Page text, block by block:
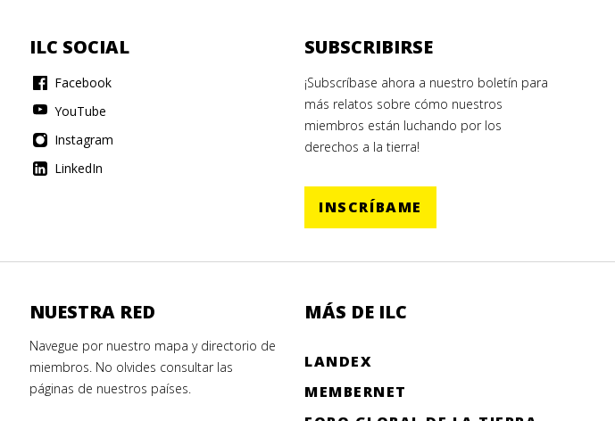
ILC SOCIAL
Facebook
YouTube
Instagram
LinkedIn
SUBSCRIBIRSE
¡Subscríbase ahora a nuestro boletín para
más relatos sobre cómo nuestros
miembros están luchando por los
derechos a la tierra!
INSCRÍBAME
NUESTRA RED
Navegue por nuestro mapa y directorio de
miembros. No olvides consultar las
páginas de nuestros países.
MÁS DE ILC
LANDEX
MEMBERNET